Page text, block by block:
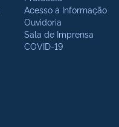
Acesso à Informação
Ouvidoria
Sala de Imprensa
COVID-19